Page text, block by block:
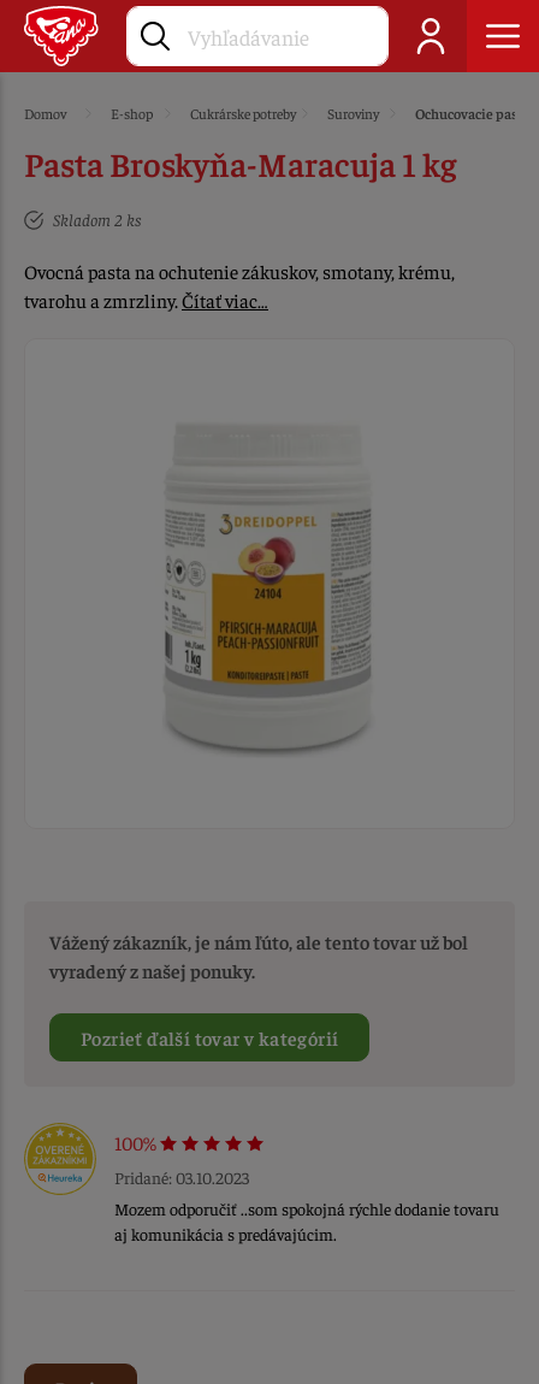
Domov E-shop Cukrárske potreby Suroviny Ochucovacie pasty
Pasta Broskyňa-Maracuja 1 kg
Skladom 2 ks
Ovocná pasta na ochutenie zákuskov, smotany, krému,
tvarohu a zmrzliny.Čítať viac…
Vážený zákazník, je nám ľúto, ale tento tovar už bol
vyradený z našej ponuky.
Pozrieť ďalší tovar v kategórií
100%
Pridané: 03.10.2023
Mozem odporučiť ..som spokojná rýchle dodanie tovaru
aj komunikácia s predávajúcim.